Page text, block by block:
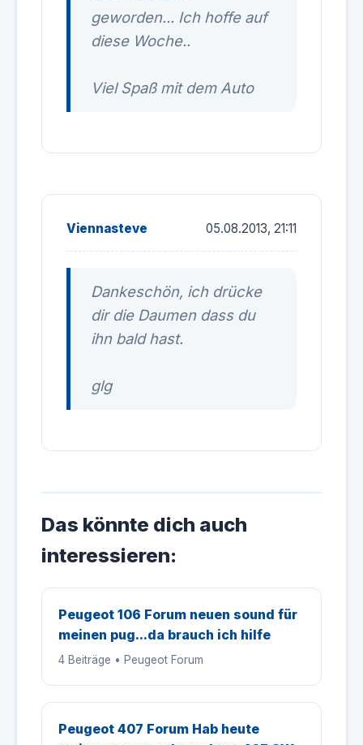
geworden... Ich hoffe auf
diese Woche..
Viel Spaß mit dem Auto
Viennasteve 05.08.2013, 21:11
Dankeschön, ich drücke
dir die Daumen dass du
ihn bald hast.
glg
Das könnte dich auch
interessieren:
Peugeot 106 Forum neuen sound für
meinen pug...da brauch ich hilfe
4 Beiträge • Peugeot Forum
Peugeot 407 Forum Hab heute